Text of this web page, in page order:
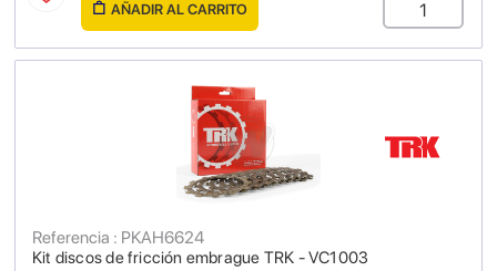
AÑADIR AL CARRITO
Kit discos de fricción embrague TRK - VC1003
Referencia : PKAH6624